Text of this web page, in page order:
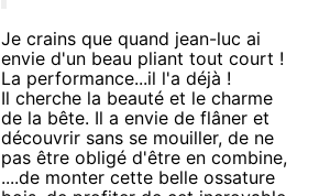
Je crains que quand jean-luc ai
envie d'un beau pliant tout court !
La performance...il l'a déjà !
Il cherche la beauté et le charme
de la bête. Il a envie de flâner et
découvrir sans se mouiller, de ne
pas être obligé d'être en combine,
....de monter cette belle ossature